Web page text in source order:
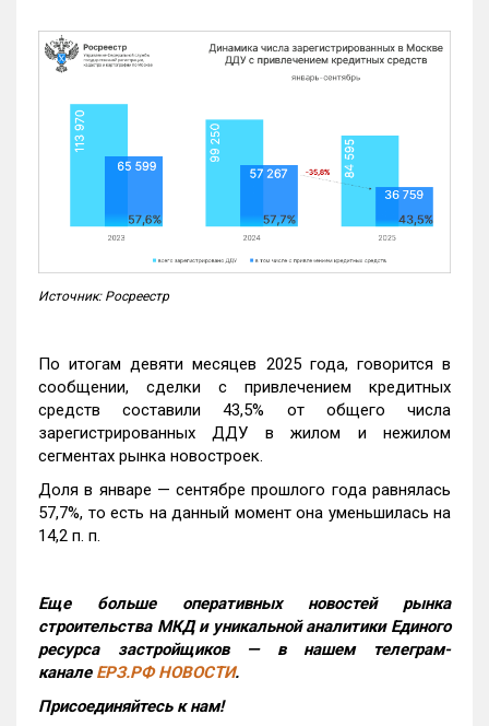
Источник: Росреестр
По итогам девяти месяцев 2025 года, говорится в
сообщении, сделки с привлечением кредитных
средств составили 43,5% от общего числа
зарегистрированных ДДУ в жилом и нежилом
сегментах рынка новостроек.
Доля в январе — сентябре прошлого года равнялась
57,7%, то есть на данный момент она уменьшилась на
14,2 п. п.
Еще больше оперативных новостей рынка
строительства МКД и уникальной аналитики Единого
ресурса застройщиков — в нашем телеграм-
канале ЕРЗ.РФ НОВОСТИ.
Присоединяйтесь к нам!